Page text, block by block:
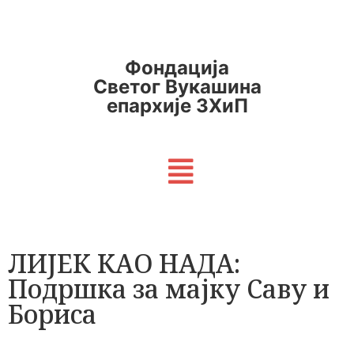
Фондација
Светог Вукашина
епархије ЗХиП
ЛИЈЕК КАО НАДА:
Подршка за мајку Саву и
Бориса